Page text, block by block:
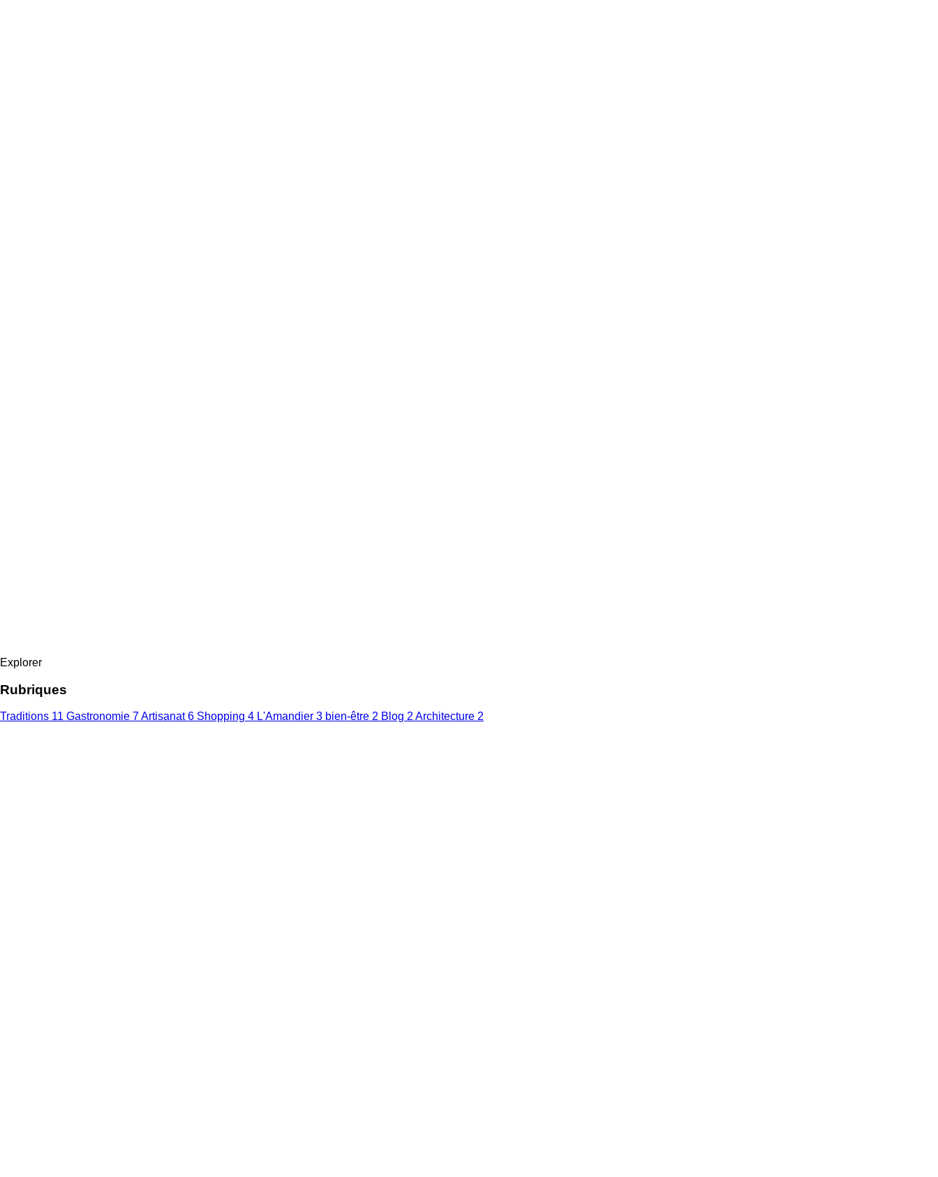
Explorer
Rubriques
Traditions 11 Gastronomie 7Artisanat6 Shopping 4 L'Amandier 3 bien-être 2 Blog 2Architecture 2